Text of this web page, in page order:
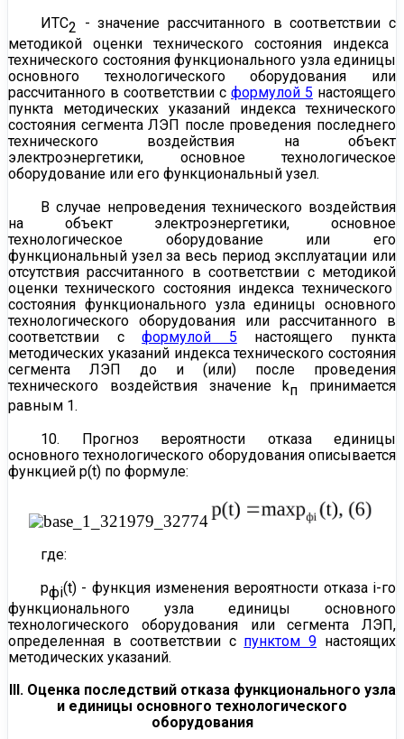
ИТС2 - значение рассчитанного в соответствии с
методикой оценки технического состояния индекса
технического состояния функционального узла единицы
основного технологического оборудования или
рассчитанного в соответствии с формулой 5 настоящего
пункта методических указаний индекса технического
состояния сегмента ЛЭП после проведения последнего
технического воздействия на объект
электроэнергетики, основное технологическое
оборудование или его функциональный узел.
В случае непроведения технического воздействия
на объект электроэнергетики, основное
технологическое оборудование или его
функциональный узел за весь период эксплуатации или
отсутствия рассчитанного в соответствии с методикой
оценки технического состояния индекса технического
состояния функционального узла единицы основного
технологического оборудования или рассчитанного в
соответствии сформулой 5 настоящего пункта
методических указаний индекса технического состояния
сегмента ЛЭП до и (или) после проведения
технического воздействия значение kп принимается
равным 1.
10. Прогноз вероятности отказа единицы
основного технологического оборудования описывается
функцией p(t) по формуле:
где:
pфi(t) - функция изменения вероятности отказа i-го
функционального узла единицы основного
технологического оборудования или сегмента ЛЭП,
определенная в соответствии с пунктом 9 настоящих
методических указаний.
III. Оценка последствий отказа функционального узла
и единицы основного технологического
оборудования